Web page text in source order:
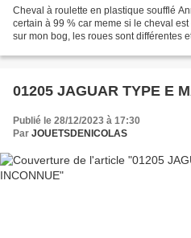
Cheval à roulette en plastique soufflé
certain à 99 % car meme si le cheval
sur mon bog, les roues sont différentes
01205 JAGUAR TYPE E
Publié le 28/12/2023 à 17:30
Par JOUETSDENICOLAS